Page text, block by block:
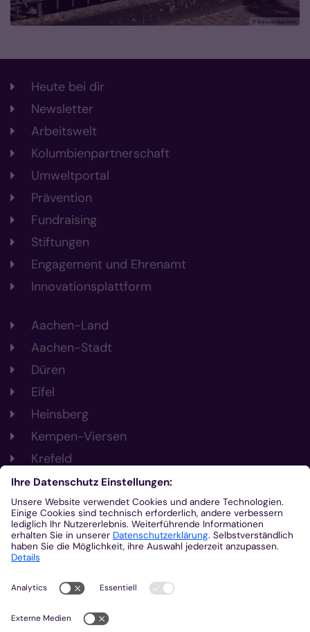
© Bistum Aachen
Heute bei dir
Newsletter
Arbeitswelt
Kolumbienpartnerschaft
Umweltportal
Prävention
Fundraising
Stiftungen
Engagement und Ehrenamt
Innovationsplattform
Aachen-Land
Aachen-Stadt
Düren
Eifel
Heinsberg
Kempen-Viersen
Krefeld
Mönchengladbach
Nachrichten
Veranstaltungen
Gottesdienste
Stellenangebote
Kirchenzeitung